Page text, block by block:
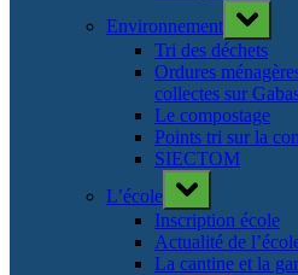
Environnement
Toggle
sub-
menu
Tri des déchets
Ordures
collectes sur
Le compostage
Points tri sur la
SIECTOM
L’école
Toggle
sub-
menu
Inscription école
Actualité de
La cantine et la